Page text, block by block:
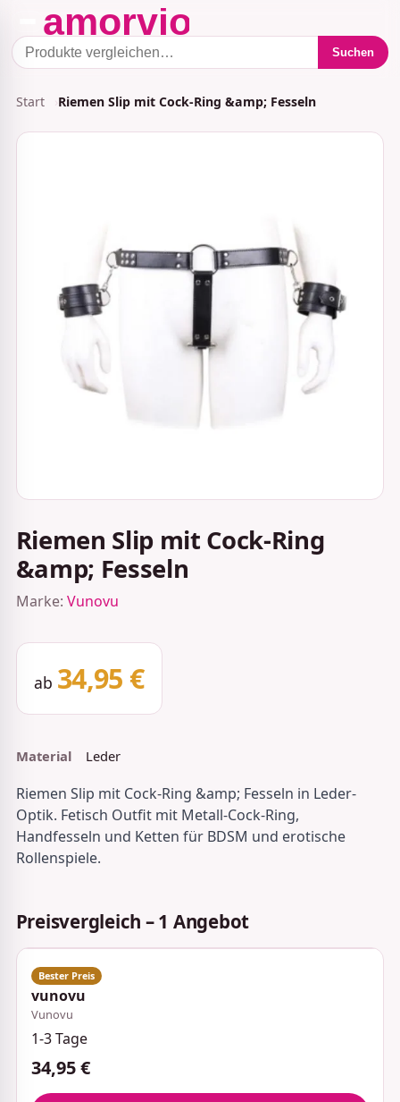
Suchen
Start Riemen Slip mit Cock-Ring &amp; Fesseln
Riemen Slip mit Cock-Ring
&amp; Fesseln
Marke: Vunovu
ab 34,95 €
Material Leder
Riemen Slip mit Cock-Ring &amp; Fesseln in Leder-
Optik. Fetisch Outfit mit Metall-Cock-Ring,
Handfesseln und Ketten für BDSM und erotische
Rollenspiele.
Preisvergleich – 1 Angebot
vunovu
Vunovu
1-3 Tage
34,95 €